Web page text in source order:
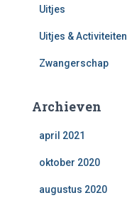
Uitjes
Uitjes & Activiteiten
Zwangerschap
Archieven
april 2021
oktober 2020
augustus 2020